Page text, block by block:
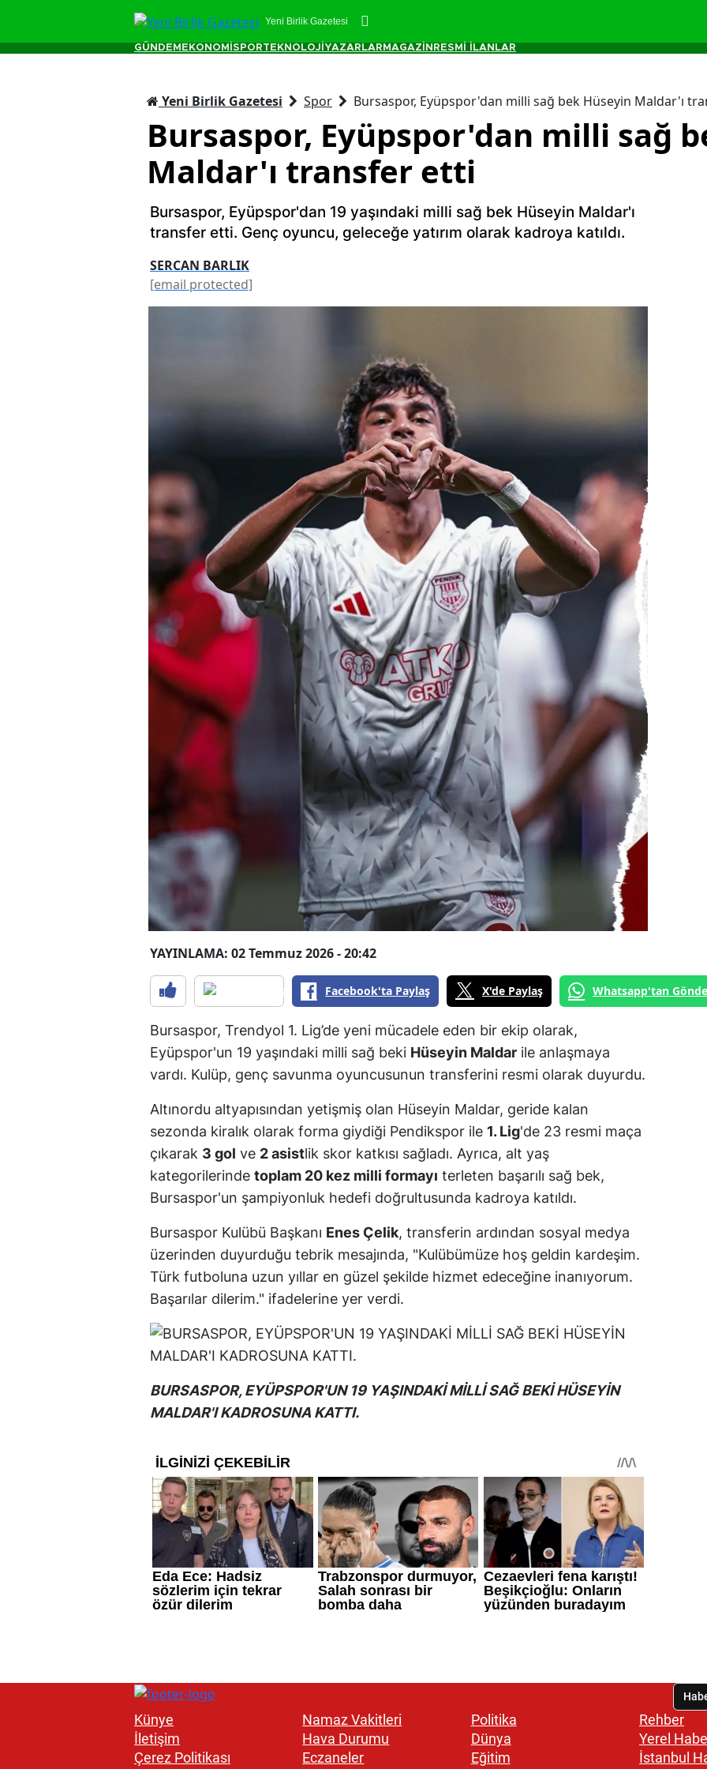
Yeni Birlik Gazetesi
GÜNDEM EKONOMİ SPORTEKNOLOJİ YAZARLAR MAGAZİN RESMİ İLANLAR
Yeni Birlik Gazetesi Spor Bursaspor, Eyüpspor'dan milli sağ bek Hüseyin Maldar'ı
Bursaspor, Eyüpspor'dan milli sağ
Maldar'ı transfer etti
Bursaspor, Eyüpspor'dan 19 yaşındaki milli sağ bek Hüseyin Maldar'ı
transfer etti. Genç oyuncu, geleceğe yatırım olarak kadroya katıldı.
SERCAN BARLIK
[email protected]
YAYINLAMA: 02 Temmuz 2026 - 20:42
Facebook'ta Paylaş X'de Paylaş Whatsapp'tan
Bursaspor, Trendyol 1. Lig’de yeni mücadele eden bir ekip olarak,
Eyüpspor'un 19 yaşındaki milli sağ beki Hüseyin Maldar ile anlaşmaya
vardı. Kulüp, genç savunma oyuncusunun transferini resmi olarak duyurdu.
Altınordu altyapısından yetişmiş olan Hüseyin Maldar, geride kalan
sezonda kiralık olarak forma giydiği Pendikspor ile 1. Lig'de 23 resmi maça
çıkarak 3 gol ve 2 asistlik skor katkısı sağladı. Ayrıca, alt yaş
kategorilerinde toplam 20 kez milli formayı terleten başarılı sağ bek,
Bursaspor'un şampiyonluk hedefi doğrultusunda kadroya katıldı.
Bursaspor Kulübü Başkanı Enes Çelik, transferin ardından sosyal medya
üzerinden duyurduğu tebrik mesajında, "Kulübümüze hoş geldin kardeşim.
Türk futboluna uzun yıllar en güzel şekilde hizmet edeceğine inanıyorum.
Başarılar dilerim." ifadelerine yer verdi.
BURSASPOR, EYÜPSPOR'UN 19 YAŞINDAKİ MİLLİ SAĞ BEKİ HÜSEYİN
MALDAR'I KADROSUNA KATTI.
Künye
İletişim
Çerez Politikası
Namaz Vakitleri
Hava Durumu
Eczaneler
Politika
Dünya
Eğitim
Rehber
Yerel
İstanbul